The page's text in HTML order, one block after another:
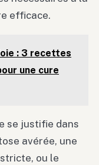
efficace.
: 3 recettes
une cure
se justifie dans
avérée, une
ou le